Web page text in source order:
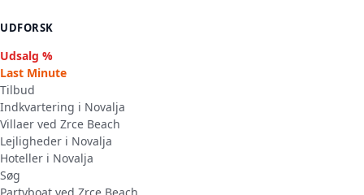
UDFORSK
Udsalg %
Last Minute
Tilbud
Indkvartering i Novalja
Villaer ved Zrce Beach
Lejligheder i Novalja
Hoteller i Novalja
Søg